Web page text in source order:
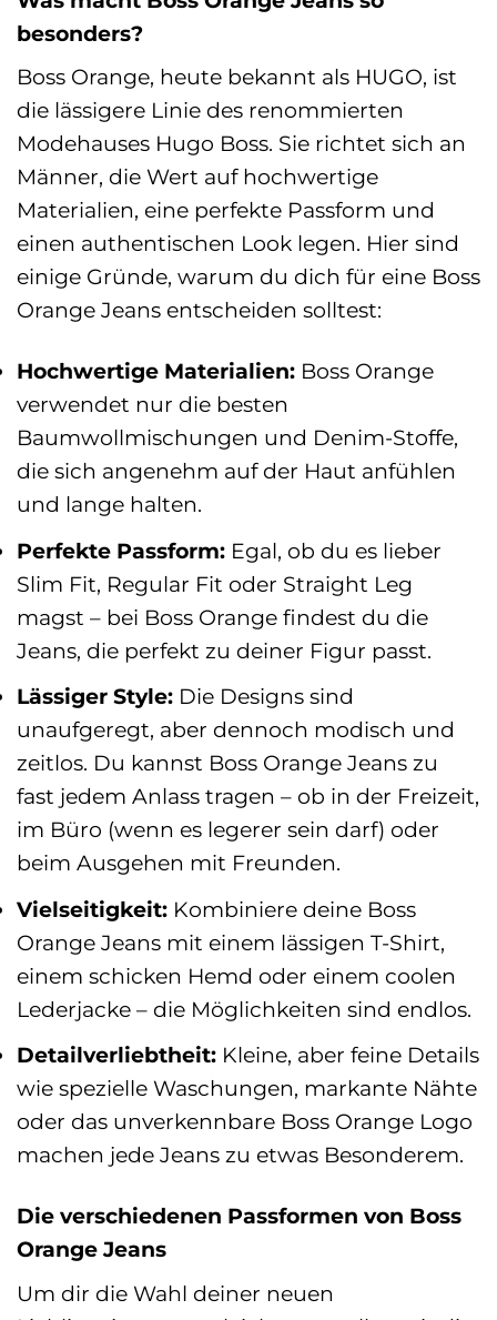
besonders?
Boss Orange, heute bekannt als HUGO, ist
die lässigere Linie des renommierten
Modehauses Hugo Boss. Sie richtet sich an
Männer, die Wert auf hochwertige
Materialien, eine perfekte Passform und
einen authentischen Look legen. Hier sind
einige Gründe, warum du dich für eine Boss
Orange Jeans entscheiden solltest:
Hochwertige Materialien: Boss Orange
verwendet nur die besten
Baumwollmischungen und Denim-Stoffe,
die sich angenehm auf der Haut anfühlen
und lange halten.
Perfekte Passform: Egal, ob du es lieber
Slim Fit, Regular Fit oder Straight Leg
magst – bei Boss Orange findest du die
Jeans, die perfekt zu deiner Figur passt.
Lässiger Style: Die Designs sind
unaufgeregt, aber dennoch modisch und
zeitlos. Du kannst Boss Orange Jeans zu
fast jedem Anlass tragen – ob in der Freizeit,
im Büro (wenn es legerer sein darf) oder
beim Ausgehen mit Freunden.
Vielseitigkeit: Kombiniere deine Boss
Orange Jeans mit einem lässigen T-Shirt,
einem schicken Hemd oder einem coolen
Lederjacke – die Möglichkeiten sind endlos.
Detailverliebtheit: Kleine, aber feine Details
wie spezielle Waschungen, markante Nähte
oder das unverkennbare Boss Orange Logo
machen jede Jeans zu etwas Besonderem.
Die verschiedenen Passformen von Boss
Orange Jeans
Um dir die Wahl deiner neuen